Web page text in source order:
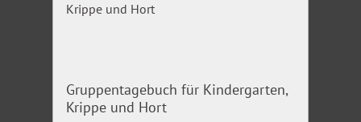
Gruppentagebuch für Kindergarten,
Krippe und Hort